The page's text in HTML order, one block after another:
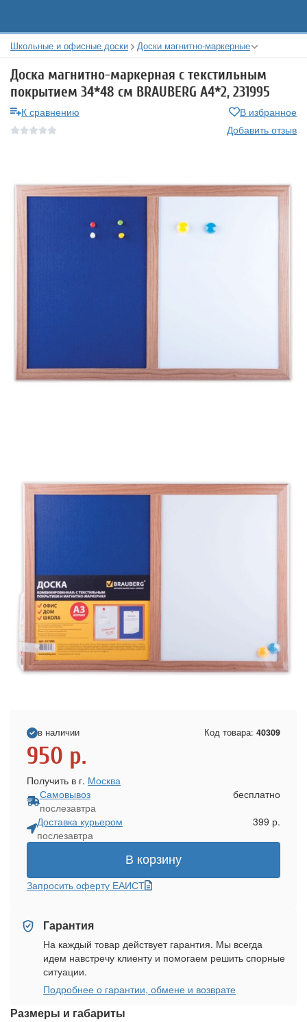
Школьные и офисные доски Доски магнитно-маркерные
Доска магнитно-маркерная с текстильным
покрытием 34*48 см BRAUBERG А4*2, 231995
К сравнению
В избранное
Добавить отзыв
Размеры и габариты
в наличии Код товара: 40309
950 р.
Получить в г. Москва
Самовывоз
послезавтра
бесплатно
Доставка курьером
послезавтра
399 р.
В корзину
Запросить оферту ЕАИСТ
Гарантия
На каждый товар действует гарантия. Мы всегда
идем навстречу клиенту и помогаем решить спорные
ситуации.
Подробнее о гарантии, обмене и возврате